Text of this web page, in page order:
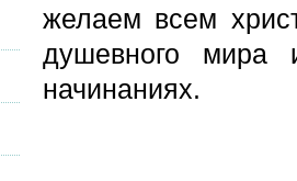
желаем всем
душевного
начинаниях.